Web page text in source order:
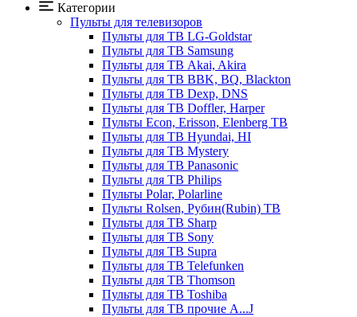
Категории
Пульты для телевизоров
Пульты для ТВ LG-Goldstar
Пульты для ТВ Samsung
Пульты для ТВ Akai, Akira
Пульты для ТВ BBK, BQ, Blackton
Пульты для ТВ Dexp, DNS
Пульты для ТВ Doffler, Harper
Пульты Econ, Erisson, Elenberg ТВ
Пульты для ТВ Hyundai, HI
Пульты для ТВ Mystery
Пульты для ТВ Panasonic
Пульты для ТВ Philips
Пульты Polar, Polarline
Пульты Rolsen, Рубин(Rubin) ТВ
Пульты для ТВ Sharp
Пульты для ТВ Sony
Пульты для ТВ Supra
Пульты для ТВ Telefunken
Пульты для ТВ Thomson
Пульты для ТВ Toshiba
Пульты для ТВ прочие A...J